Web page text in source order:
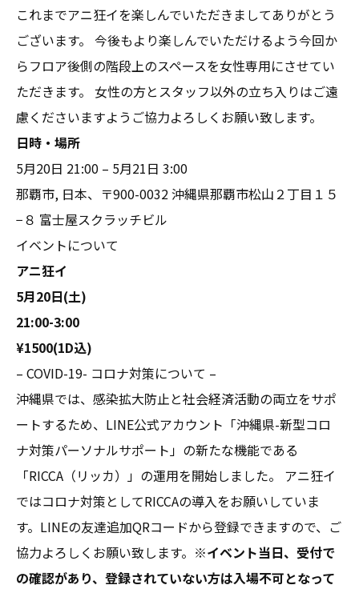
これまでアニ狂イを楽しんでいただきましてありがとう
ございます。 今後もより楽しんでいただけるよう今回か
らフロア後側の階段上のスペースを女性専用にさせてい
ただきます。 女性の方とスタッフ以外の立ち入りはご遠
慮くださいますようご協力よろしくお願い致します。
日時・場所
5月20日 21:00 – 5月21日 3:00
那覇市, 日本、〒900-0032 沖縄県那覇市松山２丁目１５
−８ 富士屋スクラッチビル
イベントについて
アニ狂イ
5月20日(土)
21:00-3:00
¥1500(1D込)
– COVID-19- コロナ対策について –
沖縄県では、感染拡大防止と社会経済活動の両立をサポ
ートするため、LINE公式アカウント「沖縄県-新型コロ
ナ対策パーソナルサポート」の新たな機能である
「RICCA（リッカ）」の運用を開始しました。 アニ狂イ
ではコロナ対策としてRICCAの導入をお願いしていま
す。LINEの友達追加QRコードから登録できますので、ご
協力よろしくお願い致します。 ※イベント当日、受付で
の確認があり、登録されていない方は入場不可となって